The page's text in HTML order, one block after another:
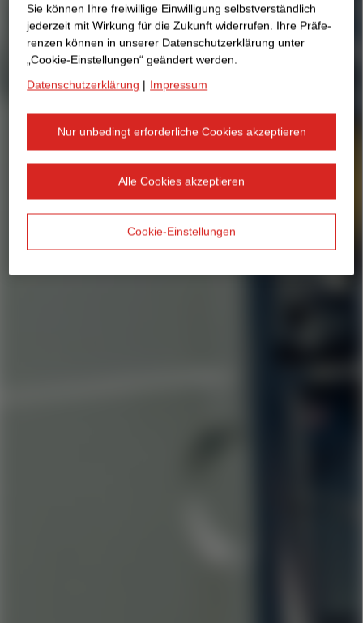
Sie können Ihre freiwillige Einwilligung selbstverständlich
jederzeit mit Wirkung für die Zukunft widerrufen. Ihre Prä­fe­
renzen können in unserer Datenschutzerklärung unter
„Cookie-Einstellungen“ geändert werden.
Datenschutzerklärung | Impressum
Nur unbedingt erforderliche Cookies akzeptieren
Alle Cookies akzeptieren
Cookie-Einstellungen